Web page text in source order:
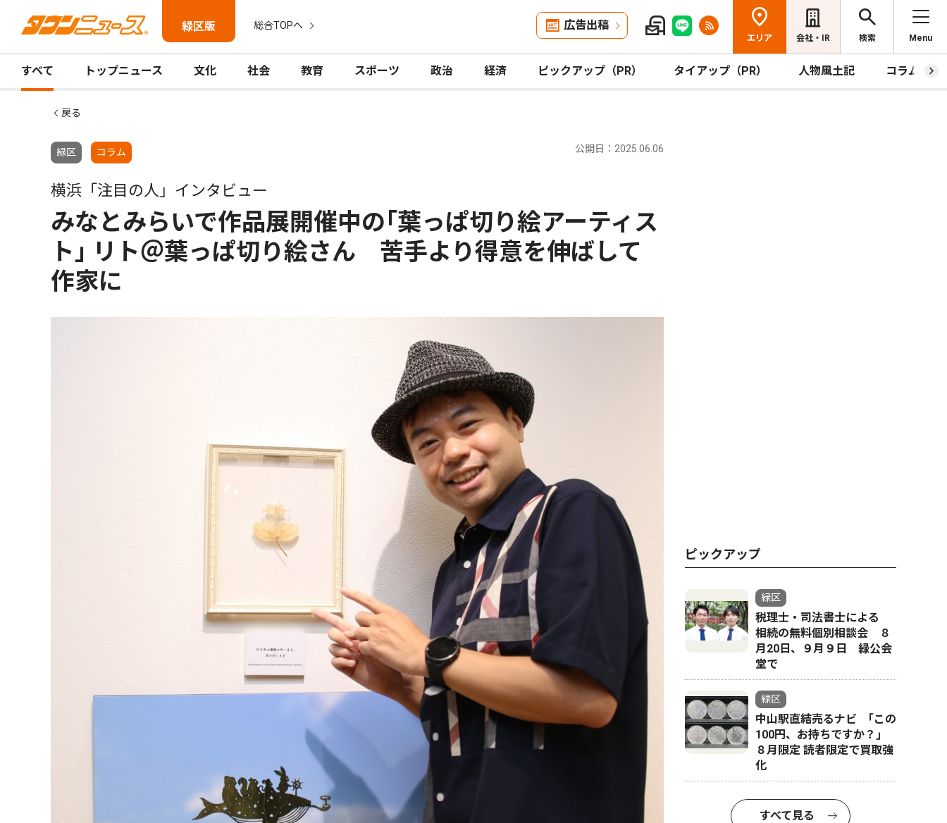
緑区版 総合TOPへ 広告出稿
エリア 会社・IR 検索 Menu
すべて トップニュース 文化 社会 教育 スポーツ 政治 経済 ピックアップ（PR） タイアップ（PR） 人物風土記 コラム
戻る
緑区 コラム 公開日：2025.06.06
横浜「注目の人」インタビュー
みなとみらいで作品展開催中の｢葉っぱ切り絵アーティス
ト｣ リト＠葉っぱ切り絵さん 苦手より得意を伸ばして
作家に
ピックアップ
緑区
税理士・司法書士による
相続の無料個別相談会 ８
月20日、９月９日 緑公会
堂で
緑区
中山駅直結売るナビ ｢この
100円、お持ちですか？｣
８月限定 読者限定で買取強
化
すべて見る